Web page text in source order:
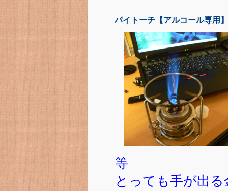
パイトーチ【アルコール専用】
等
とっても手が出